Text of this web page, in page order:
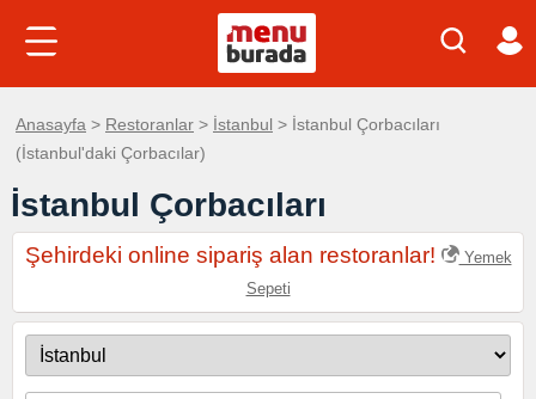
Anasayfa > Restoranlar > İstanbul > İstanbul Çorbacıları
(İstanbul'daki Çorbacılar)
İstanbul Çorbacıları
Şehirdeki online sipariş alan restoranlar!
Yemek
Sepeti